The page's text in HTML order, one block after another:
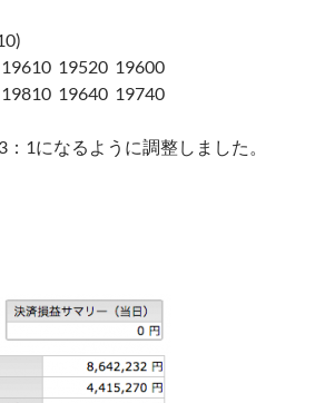
19520 19600
19640 19740
1になるように調整しました。